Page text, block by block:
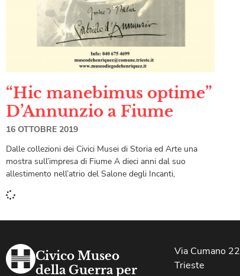
“Hic manebimus optime”
D’Annunzio a Fiume
16 OTTOBRE 2019
Dalle collezioni dei Civici Musei di Storia ed Arte una
mostra sull’impresa di Fiume A dieci anni dal suo
allestimento nell’atrio del Salone degli Incanti,
Civico Museo
della Guerra per
Via Cumano 22
Trieste